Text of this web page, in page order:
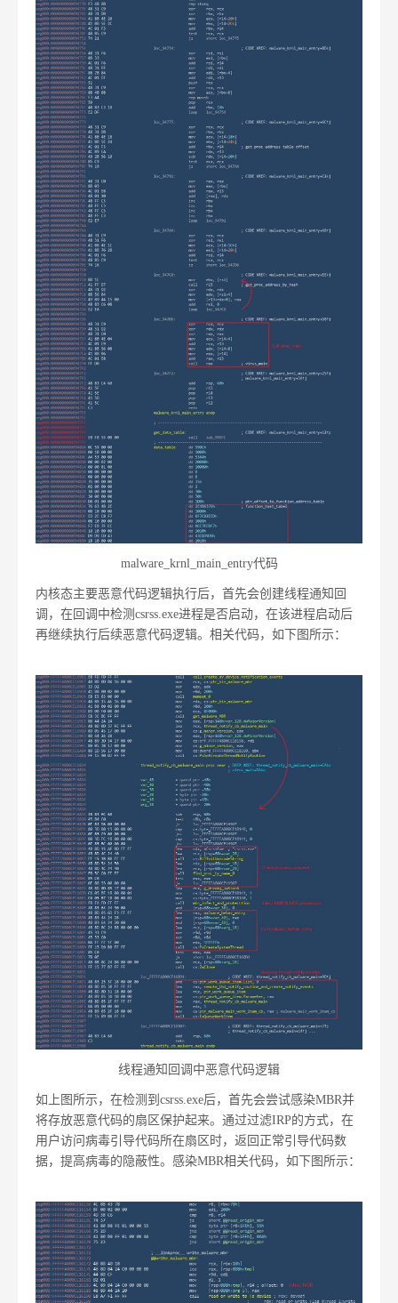
malware_krnl_main_entry代码
内核态主要恶意代码逻辑执行后，首先会创建线程通知回
调，在回调中检测csrss.exe进程是否启动，在该进程启动后
再继续执行后续恶意代码逻辑。相关代码，如下图所示：
线程通知回调中恶意代码逻辑
如上图所示，在检测到csrss.exe后，首先会尝试感染MBR并
将存放恶意代码的扇区保护起来。通过过滤IRP的方式，在
用户访问病毒引导代码所在扇区时，返回正常引导代码数
据，提高病毒的隐蔽性。感染MBR相关代码，如下图所示：